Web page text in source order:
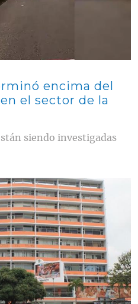
encima del
el sector de la
siendo investigadas